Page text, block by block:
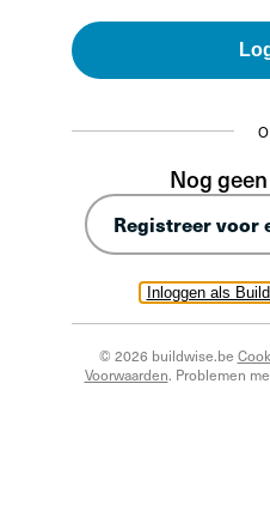
Inloggen als
Nog
Registreer voor
© 2026 buildwise.be
Voorwaarden. Problemen